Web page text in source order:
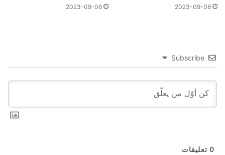
2023-09-06
2023-09-06
Subscribe
0 تعليقات